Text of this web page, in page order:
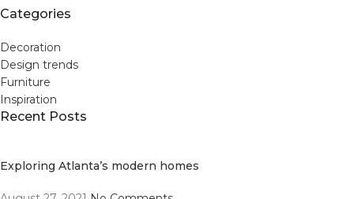
Categories
Decoration
Design trends
Furniture
Inspiration
Recent Posts
Exploring Atlanta’s modern homes